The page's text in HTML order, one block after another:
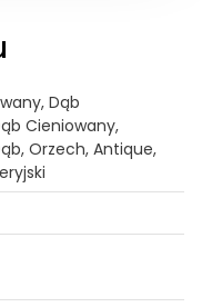
Dąb
Cieniowany,
Orzech, Antique,